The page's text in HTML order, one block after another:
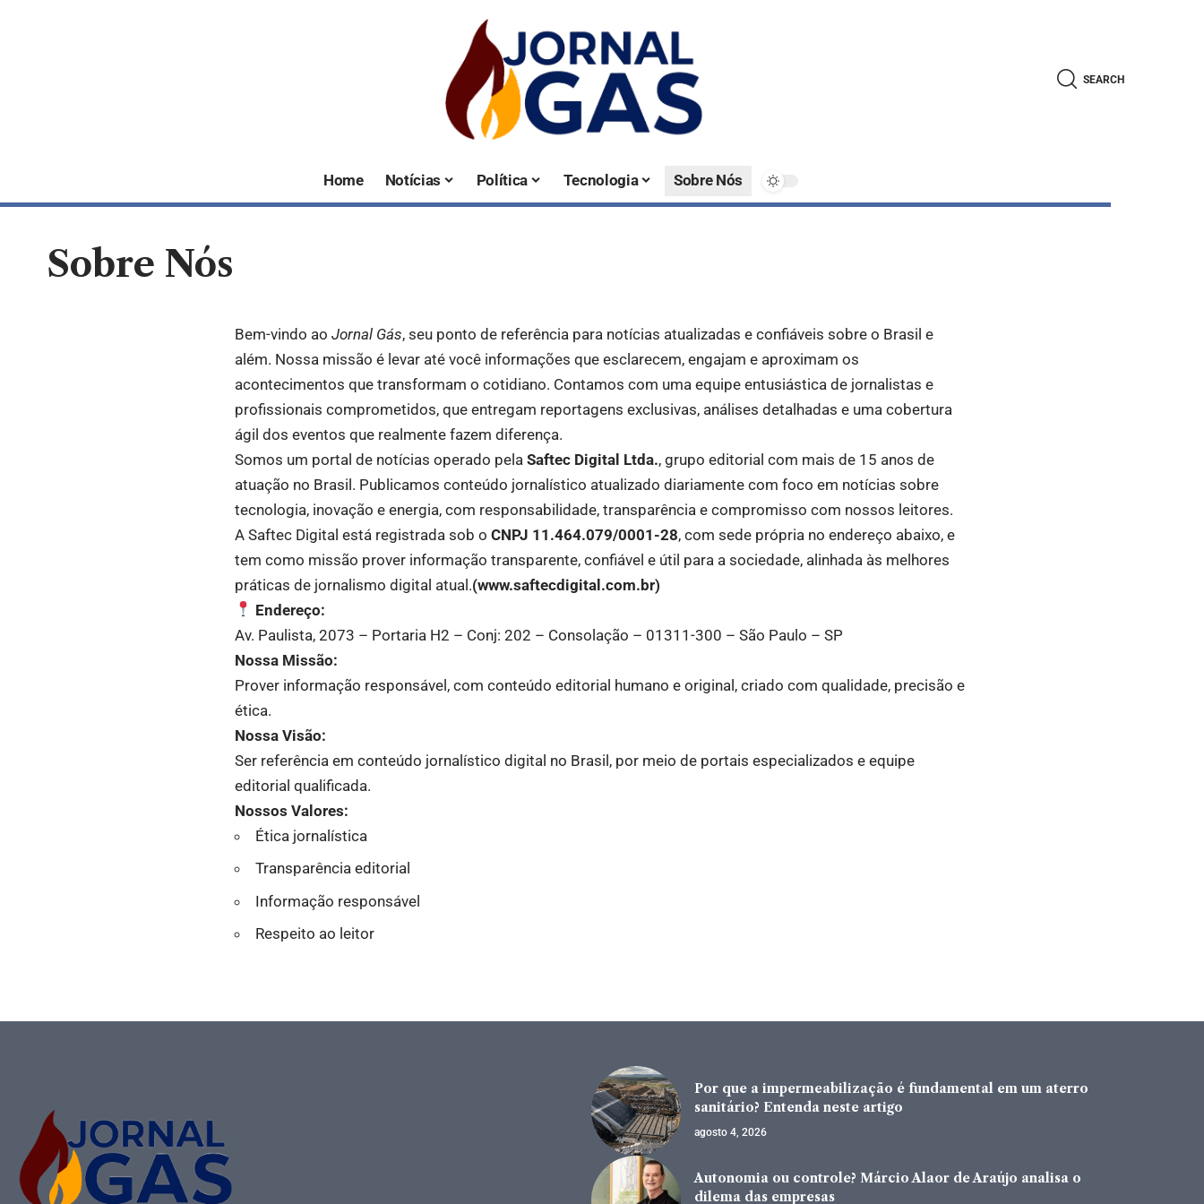
SEARCH
Home Notícias Política Tecnologia Sobre Nós
Sobre Nós
Bem-vindo ao Jornal Gás, seu ponto de referência para notícias atualizadas e confiáveis sobre o Brasil e
além. Nossa missão é levar até você informações que esclarecem, engajam e aproximam os
acontecimentos que transformam o cotidiano. Contamos com uma equipe entusiástica de jornalistas e
profissionais comprometidos, que entregam reportagens exclusivas, análises detalhadas e uma cobertura
ágil dos eventos que realmente fazem diferença.
Somos um portal de notícias operado pela Saftec Digital Ltda., grupo editorial com mais de 15 anos de
atuação no Brasil. Publicamos conteúdo jornalístico atualizado diariamente com foco em notícias sobre
tecnologia, inovação e energia, com responsabilidade, transparência e compromisso com nossos leitores.
A Saftec Digital está registrada sob o CNPJ 11.464.079/0001-28, com sede própria no endereço abaixo, e
tem como missão prover informação transparente, confiável e útil para a sociedade, alinhada às melhores
práticas de jornalismo digital atual.(www.saftecdigital.com.br)
Endereço:
Av. Paulista, 2073 – Portaria H2 – Conj: 202 – Consolação – 01311-300 – São Paulo – SP
Nossa Missão:
Prover informação responsável, com conteúdo editorial humano e original, criado com qualidade, precisão e
ética.
Nossa Visão:
Ser referência em conteúdo jornalístico digital no Brasil, por meio de portais especializados e equipe
editorial qualificada.
Nossos Valores:
Ética jornalística
Transparência editorial
Informação responsável
Respeito ao leitor
Por que a impermeabilização é fundamental em um aterro
sanitário? Entenda neste artigo
agosto 4, 2026
Autonomia ou controle? Márcio Alaor de Araújo analisa o
dilema das empresas